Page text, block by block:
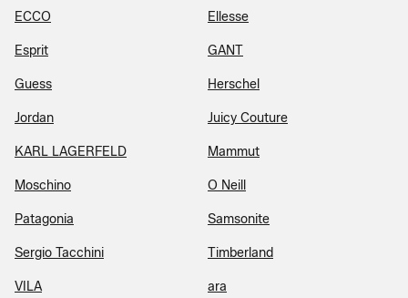
ECCO Ellesse
Esprit GANT
Guess Herschel
Jordan Juicy Couture
KARL LAGERFELD Mammut
Moschino O Neill
Patagonia Samsonite
Sergio Tacchini Timberland
VILA ara